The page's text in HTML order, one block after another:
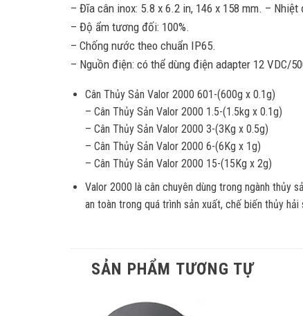
– Đĩa cân inox: 5.8 x 6.2 in, 146 x 158 mm. – Nhiệt
– Độ ẩm tương đối: 100%.
– Chống nước theo chuẩn IP65.
– Nguồn điện: có thể dùng điện adapter 12 VDC/
Cân Thủy Sản Valor 2000 601-(600g x 0.1g)
– Cân Thủy Sản Valor 2000 1.5-(1.5kg x 0.1g)
– Cân Thủy Sản Valor 2000 3-(3Kg x 0.5g)
– Cân Thủy Sản Valor 2000 6-(6Kg x 1g)
– Cân Thủy Sản Valor 2000 15-(15Kg x 2g)
Valor 2000 là cân chuyên dùng trong ngành thủy
an toàn trong quá trình sản xuất, chế biến thủy hải
SẢN PHẨM TƯƠNG TỰ